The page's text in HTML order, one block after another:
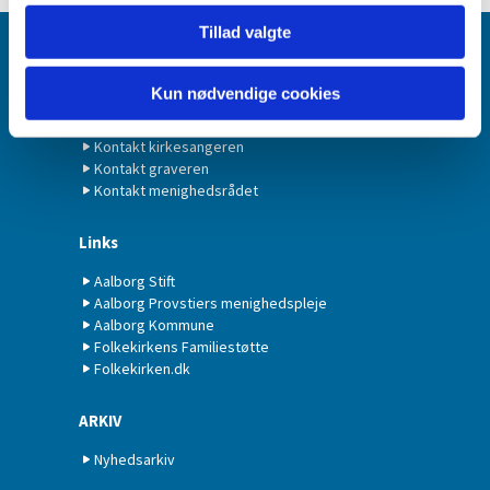
Tillad valgte
Kun nødvendige cookies
Kontakt
Kontakt præsten
Kontakt organisten
Kontakt kirkesangeren
Kontakt graveren
Kontakt menighedsrådet
Links
Aalborg Stift
Aalborg Provstiers menighedspleje
Aalborg Kommune
Folkekirkens Familiestøtte
Folkekirken.dk
ARKIV
Nyhedsarkiv